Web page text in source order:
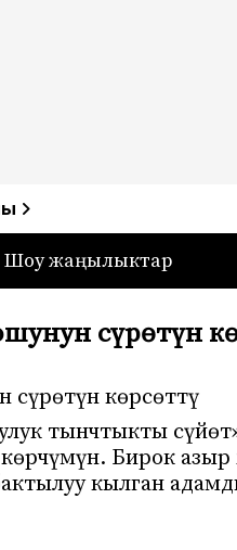
—
Шоу жаңылыктар
сүрөтүн
сүрөтүн көрсөттү
тынчтыкты
Бирок
кылган